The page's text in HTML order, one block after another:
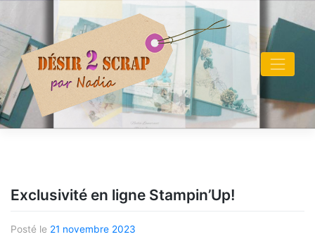
content
Exclusivité en ligne Stampin’Up!
Posté le 21 novembre 2023